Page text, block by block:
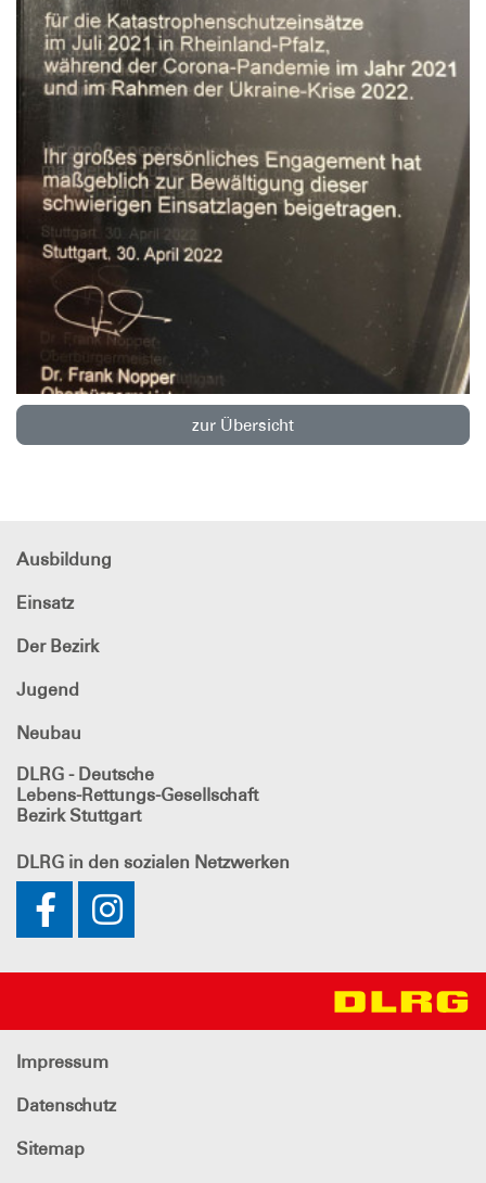
zur Übersicht
Ausbildung
Einsatz
Der Bezirk
Jugend
Neubau
DLRG - Deutsche
Lebens-Rettungs-Gesellschaft
Bezirk Stuttgart
DLRG in den sozialen Netzwerken
Impressum
Datenschutz
Sitemap